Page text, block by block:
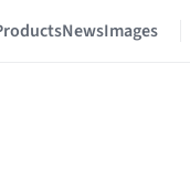
NewsImages